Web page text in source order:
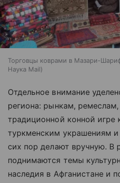
Торговцы коврами в Мазари-
Наука Mail
Отдельное внимание
региона: рынкам,
традиционной конной игре
туркменским украшениям
сих пор делают вручную. В
поднимаются темы
наследия в Афганистане и